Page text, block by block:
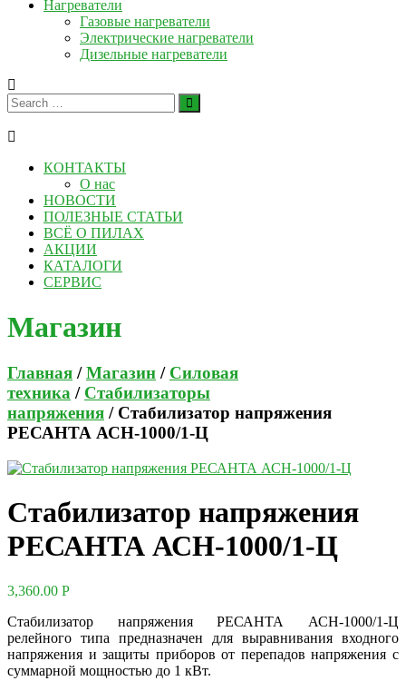
Нагреватели
Газовые нагреватели
Электрические нагреватели
Дизельные нагреватели
КОНТАКТЫ
О нас
НОВОСТИ
ПОЛЕЗНЫЕ СТАТЬИ
ВСЁ О ПИЛАХ
АКЦИИ
КАТАЛОГИ
СЕРВИС
Магазин
Главная /Магазин / Силовая
техника / Стабилизаторы
напряжения / Стабилизатор напряжения
РЕСАНТА АСН-1000/1-Ц
Стабилизатор напряжения
РЕСАНТА АСН-1000/1-Ц
3,360.00 Р
Стабилизатор напряжения РЕСАНТА АСН-1000/1-Ц
релейного типа предназначен для выравнивания входного
напряжения и защиты приборов от перепадов напряжения с
суммарной мощностью до 1 кВт.